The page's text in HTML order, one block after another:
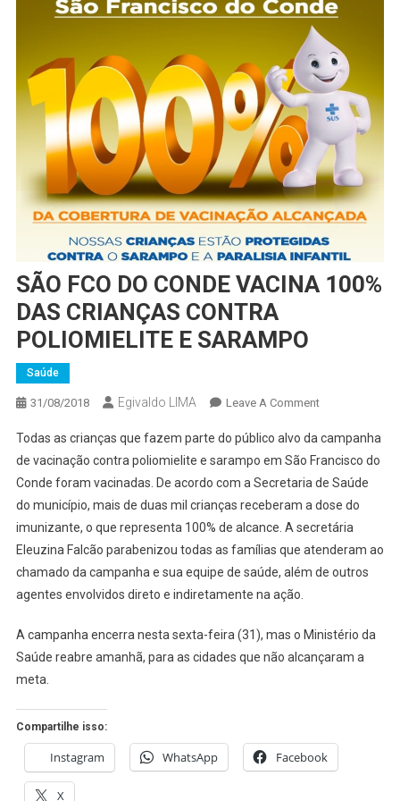
SÃO FCO DO CONDE VACINA 100%
DAS CRIANÇAS CONTRA
POLIOMIELITE E SARAMPO
Saúde
31/08/2018 Egivaldo LIMA Leave A CommentOn
FCO
DO
CONDE
VACINA
100%
DAS
CRIANÇAS
Todas as crianças que fazem parte do público alvo da campanha
de vacinação contra poliomielite e sarampo em São Francisco do
Conde foram vacinadas. De acordo com a Secretaria de Saúde
do município, mais de duas mil crianças receberam a dose do
imunizante, o que representa 100% de alcance. A secretária
Eleuzina Falcão parabenizou todas as famílias que atenderam ao
chamado da campanha e sua equipe de saúde, além de outros
agentes envolvidos direto e indiretamente na ação.
A campanha encerra nesta sexta-feira (31), mas o Ministério da
Saúde reabre amanhã, para as cidades que não alcançaram a
meta.
Compartilhe isso:
Instagram WhatsApp Facebook
X